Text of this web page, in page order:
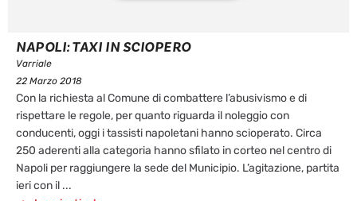
NAPOLI: TAXI IN SCIOPERO
Varriale
22 Marzo 2018
Con la richiesta al Comune di combattere l’abusivismo e di
rispettare le regole, per quanto riguarda il noleggio con
conducenti, oggi i tassisti napoletani hanno scioperato. Circa
250 aderenti alla categoria hanno sfilato in corteo nel centro di
Napoli per raggiungere la sede del Municipio. L’agitazione, partita
ieri con il ...